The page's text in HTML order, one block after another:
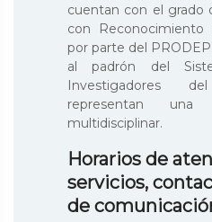
cuentan con el grado
con
por parte del
al padrón del
Investigadores
representan una
multidisciplinar.
Horarios de
servicios,
de